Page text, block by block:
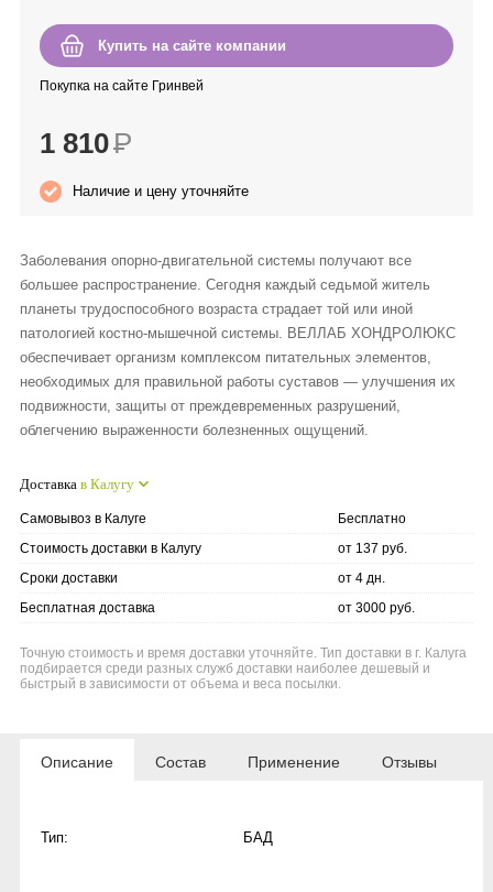
Anny Rey
Intilia
Happy Dew
Enjoy Care
Green Minds
Купить на сайте компании
Покупка на сайте Гринвей
1 810Р
Наличие и цену уточняйте
Заболевания опорно-двигательной системы получают все
большее распространение. Сегодня каждый седьмой житель
планеты трудоспособного возраста страдает той или иной
патологией костно-мышечной системы. ВЕЛЛАБ ХОНДРОЛЮКС
обеспечивает организм комплексом питательных элементов,
необходимых для правильной работы суставов — улучшения их
подвижности, защиты от преждевременных разрушений,
облегчению выраженности болезненных ощущений.
Доставка в Калугу
Самовывоз в Калуге
Бесплатно
Стоимость доставки в Калугу
от 137 руб.
Сроки доставки
от 4 дн.
Бесплатная доставка
от 3000 руб.
Точную стоимость и время доставки уточняйте. Тип доставки в г. Калуга
подбирается среди разных служб доставки наиболее дешевый и
быстрый в зависимости от объема и веса посылки.
Описание Состав Применение Отзывы
Тип: БАД